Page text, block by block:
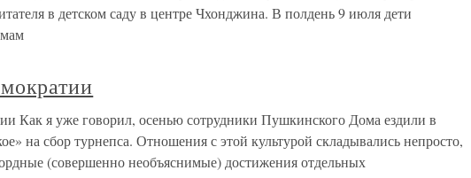
в детском саду в центре Чхонджина. В полдень 9 июля дети
Как я уже говорил, осенью сотрудники Пушкинского Дома ездили в
на сбор турнепса. Отношения с этой культурой складывались непросто,
(совершенно необъяснимые) достижения отдельных